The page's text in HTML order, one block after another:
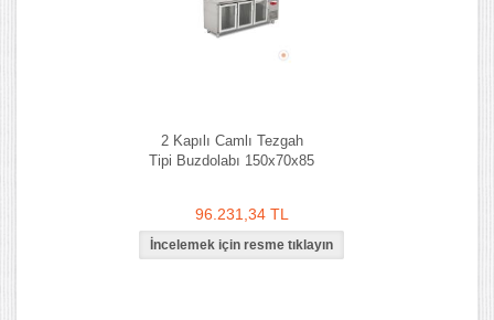
2 Kapılı Camlı Tezgah
Tipi Buzdolabı 150x70x85
96.231,34 TL